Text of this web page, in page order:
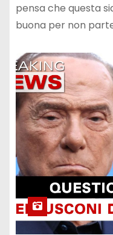
pensa che questa
buona per non